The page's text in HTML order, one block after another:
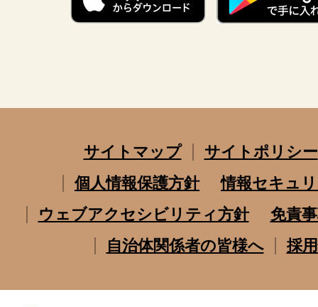
サイトマップ
サイトポリシー
個人情報保護方針
情報セキュ
ウェブアクセシビリティ方針
免責
自治体関係者の皆様へ
採